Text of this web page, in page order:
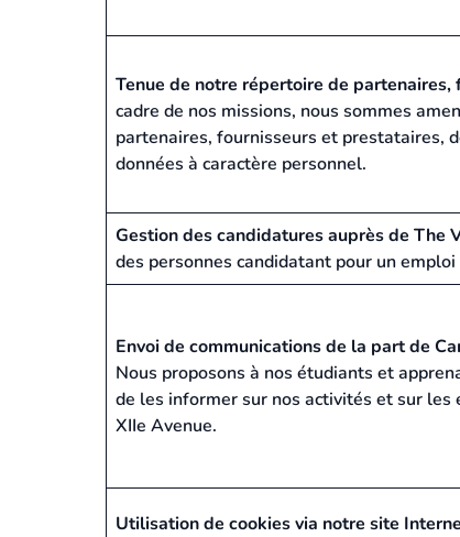
Tenue de notre répertoire de
cadre de nos missions, nous sommes
partenaires, fournisseurs et prestataires,
données à caractère personnel.
Gestion des candidatures auprès de The
des personnes candidatant pour un
Envoi de communications de la part de
Nous proposons à nos étudiants et
de les informer sur nos activités et sur les
XIIe Avenue.
Utilisation de cookies via notre site